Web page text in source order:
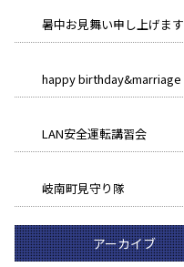
暑中お見舞い申し上げます
happy birthday&marriage
LAN安全運転講習会
岐南町見守り隊
アーカイブ